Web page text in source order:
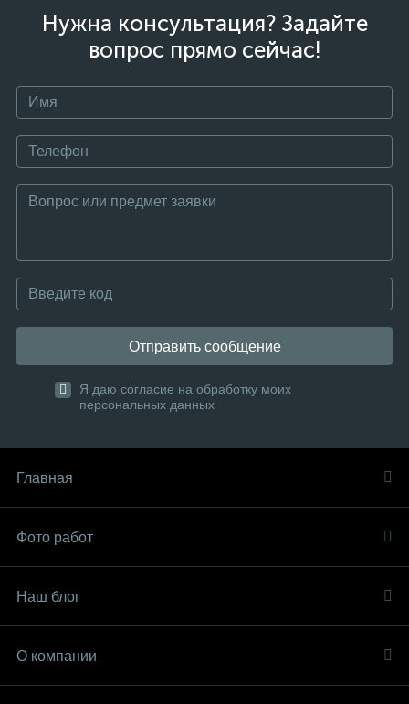
Нужна консультация? Задайте
вопрос прямо сейчас!
Отправить сообщение
Я даю согласие на обработку моих
персональных данных
Главная
Фото работ
Наш блог
О компании